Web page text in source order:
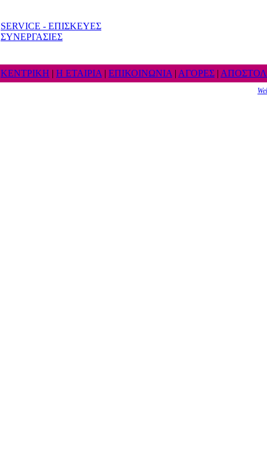
SERVICE - ΕΠΙΣΚΕΥΕΣ
ΣΥΝΕΡΓΑΣΙΕΣ
ΚΕΝΤΡΙΚΗ | Η ΕΤΑΙΡΙΑ | ΕΠΙΚΟΙΝΩΝΙΑ | ΑΓΟΡΕΣ |